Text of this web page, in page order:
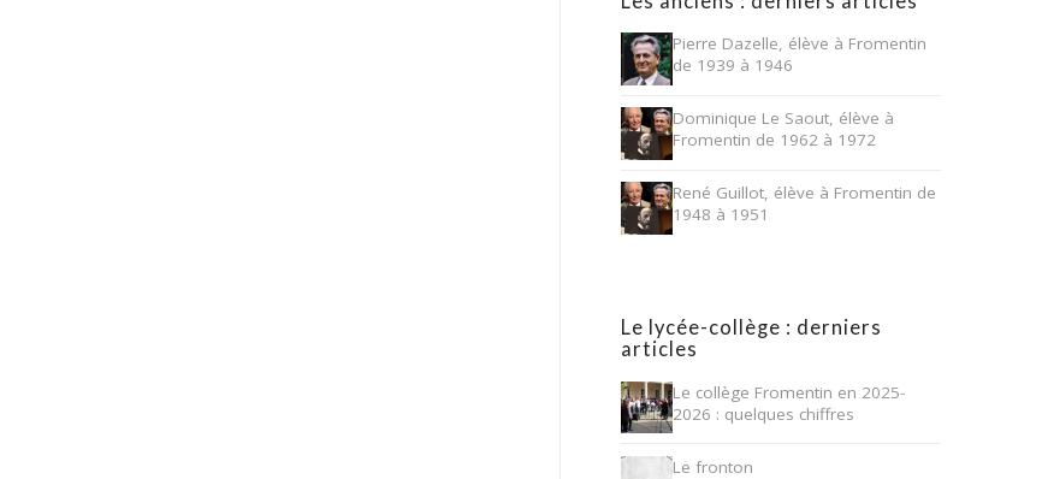
Pierre Dazelle, élève à Fromentin
de 1939 à 1946
Dominique Le Saout, élève à
Fromentin de 1962 à 1972
René Guillot, élève à Fromentin de
1948 à 1951
Le lycée-collège : derniers
articles
Le collège Fromentin en 2025-
2026 : quelques chiffres
Le fronton